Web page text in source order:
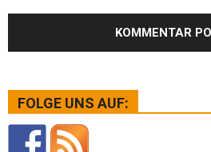
FOLGE UNS AUF: